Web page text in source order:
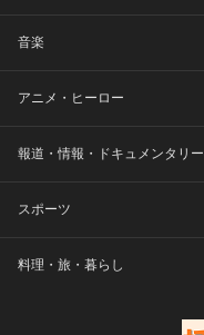
音楽
アニメ・ヒーロー
報道・情報・ドキュメンタリー
スポーツ
料理・旅・暮らし